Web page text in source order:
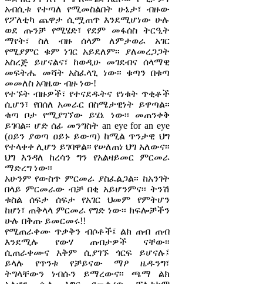
አብሲቱ የተጣለ የሚመስልበት ሁኔታ፣ ብዙው
የፖለቲካ ጨዋታ ሲሟጠጥ እንደሚሆነው ሁሉ
ወደ ጡንቻ የሚሄድ፣ የደም መፋሰስ ትርዒት
ማየት፣ ስለ ብዙ ሰላም ለምታወራ አገር
የሚያምር ቁም ነገር አይደለም፡፡ ያለመረጋጋት
አስረጅ ይሆናልና፣ ከወዲሁ መገደብና ሰላማዊ
መፍትሔ መሻት አስፈላጊ ነው፡፡ ቁጣን በቁጣ
መመለስ አባዜው ብዙ ነው!
የተኙት ብዙዎች፣ የተናደዱትና የነቁት ጥቂቶች
ሲሆን፣ የበሰለ አመራር በስሜታዊነት ይዋጣል፡፡
ቁጣ ቦታ የሚያገኘው ይሄኔ ነው፡፡ መጠንቀቅ
ይገባል፡፡ ሆድ ሰፊ መንግስት an eye for an eye
(ዐይን ያወጣ ዐይኑ ይውጣ) ከሚል ጥንታዊ ህግ
የተላቀቀ ሊሆን ይገባዋል፡፡ የሠለጠነ ህግ አለውና፡፡
ህግ እንዳለ ከረሳን ግን የአልዛይመር ምርመራ
ማድረግ ነው፡፡
አሁንም የውስጥ ምርመራ ያስፈልጋል፡፡ ከአንገት
በላይ ምርመራው ብቻ በቂ አይሆንምና፡፡ ትንሽ
ቁስል ሰፍታ ሰፍታ የአገር ህመም የምትሆን
ከሆነ፣ ጠቅላላ ምርመራ የግድ ነው፡፡ ክፍሎቻችን
ሁሉ በቅጡ ይመርመሩ!!
የሚጠራቀሙ ጥቃቅን ብሶቶች፤ ልክ ጠብ ጠብ
እንደሚሉ የውሃ ጠብታዎች ናቸው፡፡
ሲጠራቀሙና አቅም ሲያገኙ ጎርፍ ይሆናሉ፤
ይላሉ የጥንቱ የቻይናው ማዖ ዜዱንግ፣
ትግላቸውን ነብሱን ይማረውና፡፡ ጫማ ልክ